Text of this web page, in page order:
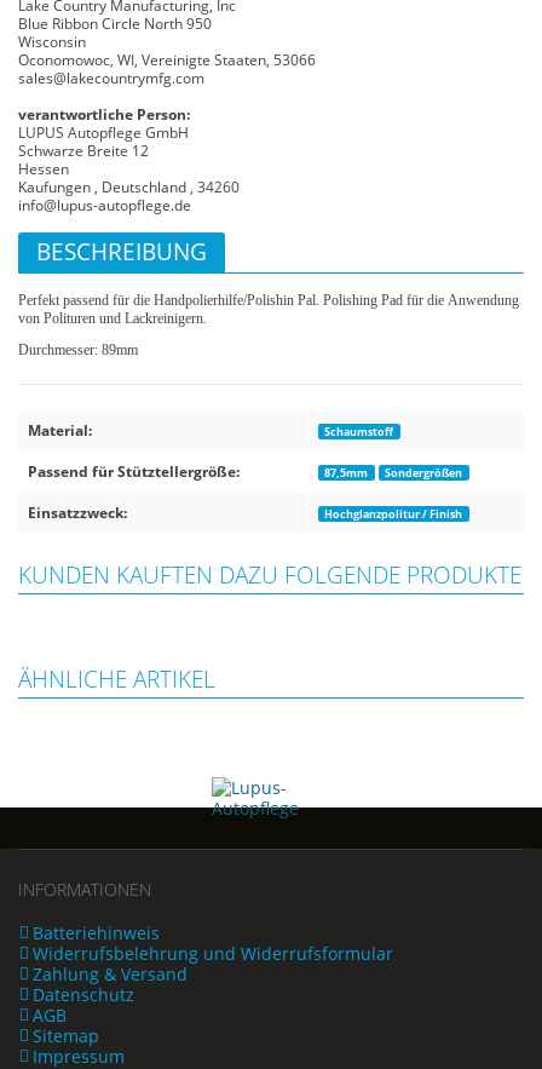
Lake Country Manufacturing, Inc
Blue Ribbon Circle North 950
Wisconsin
Oconomowoc, WI, Vereinigte Staaten, 53066
sales@lakecountrymfg.com
verantwortliche Person:
LUPUS Autopflege GmbH
Schwarze Breite 12
Hessen
Kaufungen , Deutschland , 34260
info@lupus-autopflege.de
BESCHREIBUNG
Perfekt passend für die Handpolierhilfe/Polishin Pal. Polishing Pad für die Anwendung
von Polituren und Lackreinigern.
Durchmesser: 89mm
Material: Schaumstoff
Passend für Stütztellergröße: 87,5mm Sondergrößen
Einsatzzweck: Hochglanzpolitur / Finish
KUNDEN KAUFTEN DAZU FOLGENDE PRODUKTE
ÄHNLICHE ARTIKEL
INFORMATIONEN
Batteriehinweis
Widerrufsbelehrung und Widerrufsformular
Zahlung & Versand
Datenschutz
AGB
Sitemap
Impressum